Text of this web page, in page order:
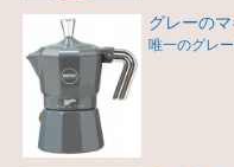
グレーの
唯一のグレ